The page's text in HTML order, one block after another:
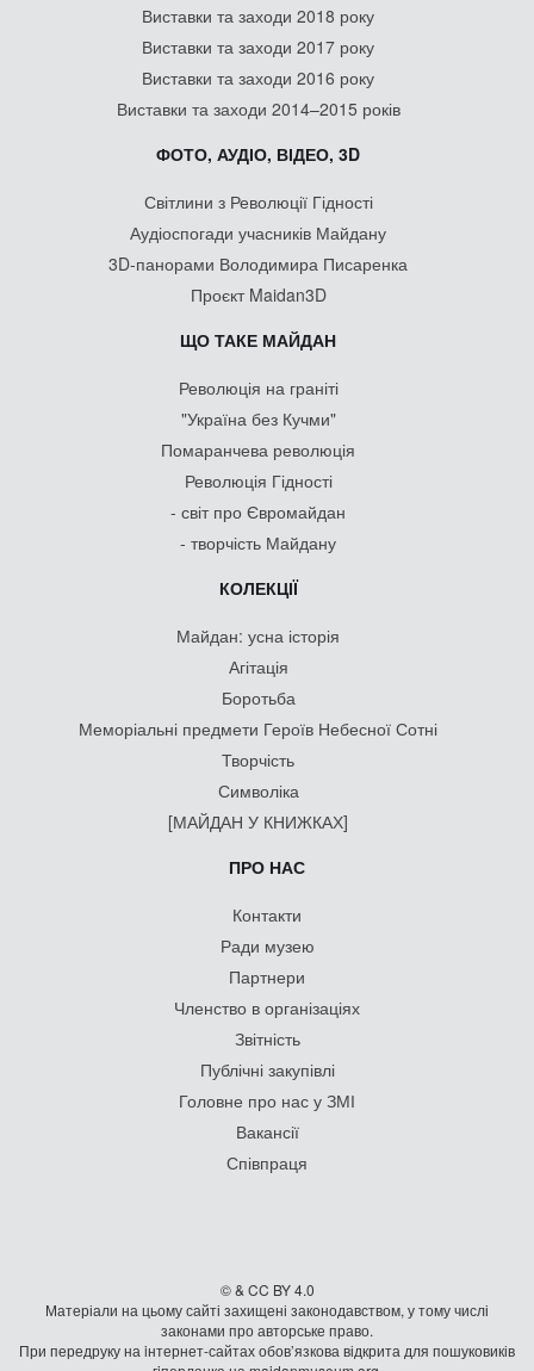
Виставки та заходи 2018 року
Виставки та заходи 2017 року
Виставки та заходи 2016 року
Виставки та заходи 2014–2015 років
ФОТО, АУДІО, ВІДЕО, 3D
Світлини з Революції Гідності
Аудіоспогади учасників Майдану
3D-панорами Володимира Писаренка
Проєкт Maidan3D
ЩО ТАКЕ МАЙДАН
Революція на граніті
"Україна без Кучми"
Помаранчева революція
Революція Гідності
- світ про Євромайдан
- творчість Майдану
КОЛЕКЦІЇ
Майдан: усна історія
Агітація
Боротьба
Меморіальні предмети Героїв Небесної Сотні
Творчість
Символіка
[МАЙДАН У КНИЖКАХ]
ПРО НАС
Контакти
Ради музею
Партнери
Членство в організаціях
Звітність
Публічні закупівлі
Головне про нас у ЗМІ
Вакансії
Співпраця
© & CC BY 4.0
Матеріали на цьому сайті захищені законодавством, у тому числі
законами про авторське право.
При передруку на iнтернет-сайтах обов’язкова відкрита для пошуковиків